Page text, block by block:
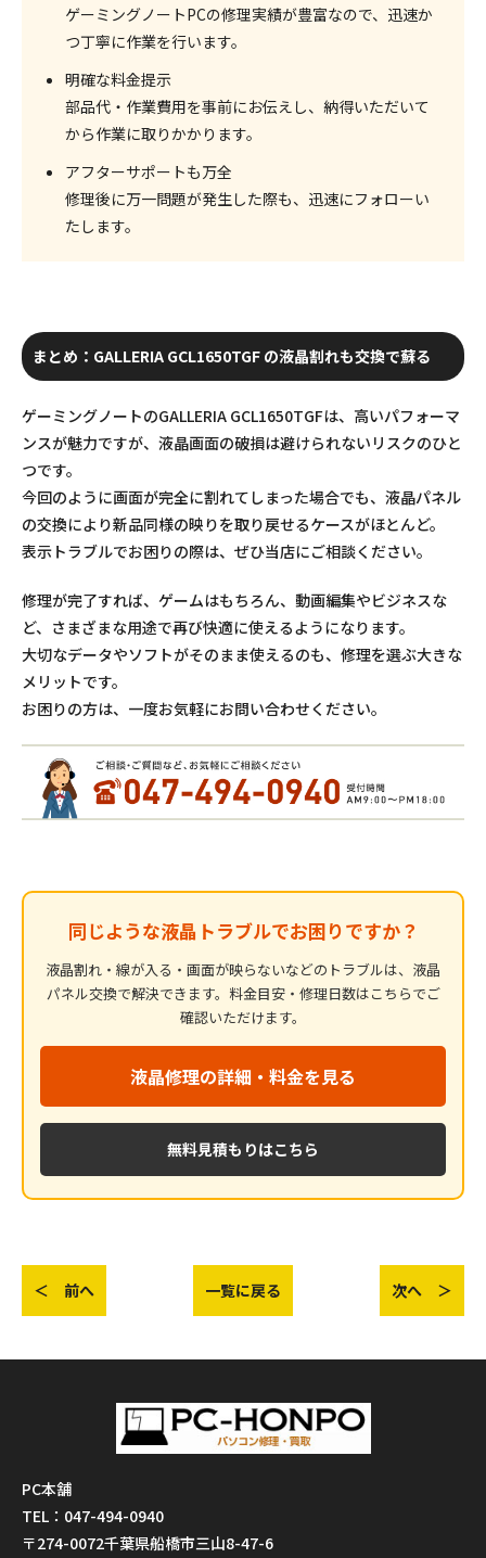
ゲーミングノートPCの修理実績が豊富なので、迅速か
つ丁寧に作業を行います。
明確な料金提示
部品代・作業費用を事前にお伝えし、納得いただいて
から作業に取りかかります。
アフターサポートも万全
修理後に万一問題が発生した際も、迅速にフォローい
たします。
まとめ：GALLERIA GCL1650TGF の液晶割れも交換で蘇る
ゲーミングノートのGALLERIA GCL1650TGFは、高いパフォーマ
ンスが魅力ですが、液晶画面の破損は避けられないリスクのひと
つです。
今回のように画面が完全に割れてしまった場合でも、液晶パネル
の交換により新品同様の映りを取り戻せるケースがほとんど。
表示トラブルでお困りの際は、ぜひ当店にご相談ください。
修理が完了すれば、ゲームはもちろん、動画編集やビジネスな
ど、さまざまな用途で再び快適に使えるようになります。
大切なデータやソフトがそのまま使えるのも、修理を選ぶ大きな
メリットです。
お困りの方は、一度お気軽にお問い合わせください。
同じような液晶トラブルでお困りですか？
液晶割れ・線が入る・画面が映らないなどのトラブルは、液晶
パネル交換で解決できます。料金目安・修理日数はこちらでご
確認いただけます。
液晶修理の詳細・料金を見る
無料見積もりはこちら
＜ 前へ 一覧に戻る 次へ ＞
PC本舗
TEL：047-494-0940
〒274-0072千葉県船橋市三山8-47-6